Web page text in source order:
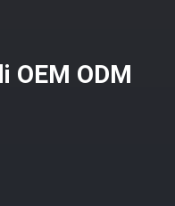
OEM ODM